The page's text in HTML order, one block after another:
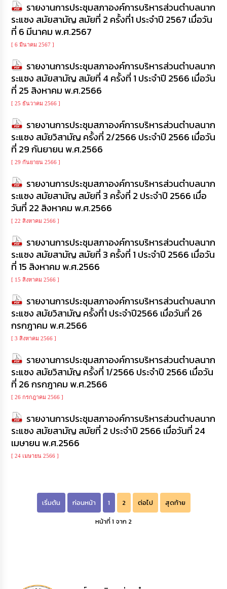
รายงานการประชุมสภาองค์การบริหารส่วนตำบลนาก
ระแซง สมัยสามัญ สมัยที่ 2 ครั้งที่1 ประจำปี 2567 เมื่อวัน
ที่ 6 มีนาคม พ.ศ.2567
[ 6 มีนาคม 2567 ]
รายงานการประชุมสภาองค์การบริหารส่วนตำบลนาก
ระแซง สมัยสามัญ สมัยที่ 4 ครั้งที่ 1 ประจำปี 2566 เมื่อวัน
ที่ 25 สิงหาคม พ.ศ.2566
[ 25 ธันวาคม 2566 ]
รายงานการประชุมสภาองค์การบริหารส่วนตำบลนาก
ระแซง สมัยวิสามัญ ครั้งที่ 2/2566 ประจำปี 2566 เมื่อวัน
ที่ 29 กันยายน พ.ศ.2566
[ 29 กันยายน 2566 ]
รายงานการประชุมสภาองค์การบริหารส่วนตำบลนาก
ระแซง สมัยสามัญ สมัยที่ 3 ครั้งที่ 2 ประจำปี 2566 เมื่อ
วันที่ 22 สิงหาคม พ.ศ.2566
[ 22 สิงหาคม 2566 ]
รายงานการประชุมสภาองค์การบริหารส่วนตำบลนาก
ระแซง สมัยสามัญ สมัยที่ 3 ครั้งที่ 1 ประจำปี 2566 เมื่อวัน
ที่ 15 สิงหาคม พ.ศ.2566
[ 15 สิงหาคม 2566 ]
รายงานการประชุมสภาองค์การบริหารส่วนตำบลนาก
ระแซง สมัยวิสามัญ ครั้งที่1 ประจำปี2566 เมื่อวันที่ 26
กรกฎาคม พ.ศ.2566
[ 3 สิงหาคม 2566 ]
รายงานการประชุมสภาองค์การบริหารส่วนตำบลนาก
ระแซง สมัยวิสามัญ ครั้งที่ 1/2566 ประจำปี 2566 เมื่อวัน
ที่ 26 กรกฎาคม พ.ศ.2566
[ 26 กรกฎาคม 2566 ]
รายงานการประชุมสภาองค์การบริหารส่วนตำบลนาก
ระแซง สมัยสามัญ สมัยที่ 2 ประจำปี 2566 เมื่อวันที่ 24
เมษายน พ.ศ.2566
[ 24 เมษายน 2566 ]
เริ่มต้น ก่อนหน้า 1 2 ต่อไป
สุดท้าย
หน้าที่ 1 จาก 2